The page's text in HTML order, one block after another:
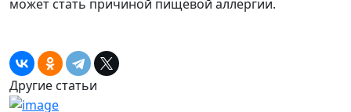
может стать причиной пищевой аллергии.
Другие статьи